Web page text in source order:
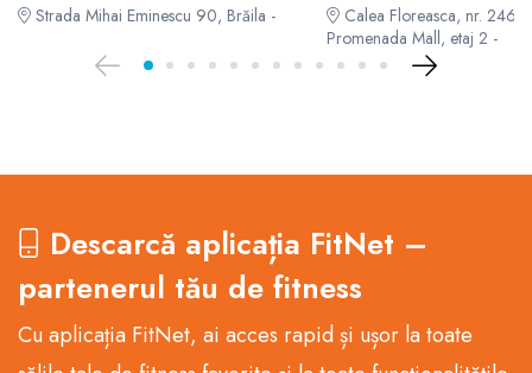
Strada Mihai Eminescu 90, Brăila -
Calea Floreasca, nr.
Promenada Mall, etaj 2 -
Descarcă aplicația FitNet –
partenerul tău de fitness
Cu aplicația FitNet, ai acces rapid și ușor la toate